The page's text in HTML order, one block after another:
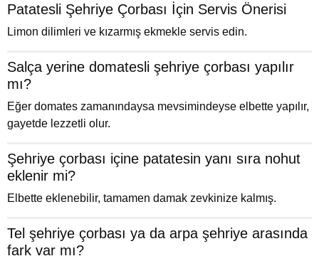
Patatesli Şehriye Çorbası İçin Servis Önerisi
Limon dilimleri ve kızarmış ekmekle servis edin.
Salça yerine domatesli şehriye çorbası yapılır
mı?
Eğer domates zamanındaysa mevsimindeyse elbette yapılır,
gayetde lezzetli olur.
Şehriye çorbası içine patatesin yanı sıra nohut
eklenir mi?
Elbette eklenebilir, tamamen damak zevkinize kalmış.
Tel şehriye çorbası ya da arpa şehriye arasında
fark var mı?